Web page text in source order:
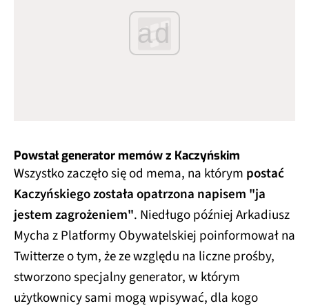
ad
Powstał generator memów z Kaczyńskim
Wszystko zaczęło się od mema, na którym postać
Kaczyńskiego została opatrzona napisem "ja
jestem zagrożeniem". Niedługo później Arkadiusz
Mycha z Platformy Obywatelskiej poinformował na
Twitterze o tym, że ze względu na liczne prośby,
stworzono specjalny generator, w którym
użytkownicy sami mogą wpisywać, dla kogo